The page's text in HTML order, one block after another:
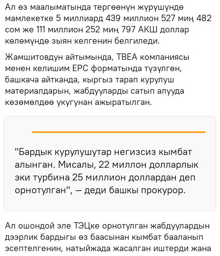
Ал өз маалыматында тергөөнүн жүрүшүндө
мамлекетке 5 миллиард 439 миллион 527 миң 482
сом же 111 миллион 252 миң 797 АКШ доллар
көлөмүндө зыян келгенин белгиледи.
Жамшитовдун айтымында, TBEA компаниясы
менен келишим EPC форматында түзүлгөн,
башкача айтканда, кыргыз тарап курулуш
материалдарын, жабдууларды сатып алууда
көзөмөлдөө укугунан ажыратылган.
"Бардык курулушутар негизсиз кымбат
алынган. Мисалы, 22 миллон долларлык
эки турбина 25 миллион доллардан деп
орнотулган", — деди башкы прокурор.
Ал ошондой эле ТЭЦке орнотулган жабдуулардын
дээрлик бардыгы өз баасынан кымбат бааланып
эсептелгенин, натыйжада жасалган иштерди жана